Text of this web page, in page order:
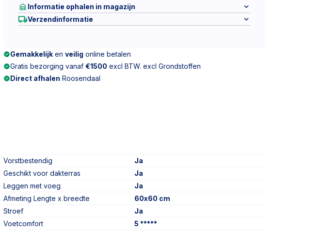
Informatie ophalen in magazijn
Verzendinformatie
Gemakkelijk en veilig online betalen
Gratis bezorging vanaf €1500 excl BTW. excl Grondstoffen
Direct afhalen Roosendaal
Vorstbestendig
Ja
Geschikt voor dakterras
Ja
Leggen met voeg
Ja
Afmeting Lengte x breedte
60x60 cm
Stroef
Ja
Voetcomfort
5 *****